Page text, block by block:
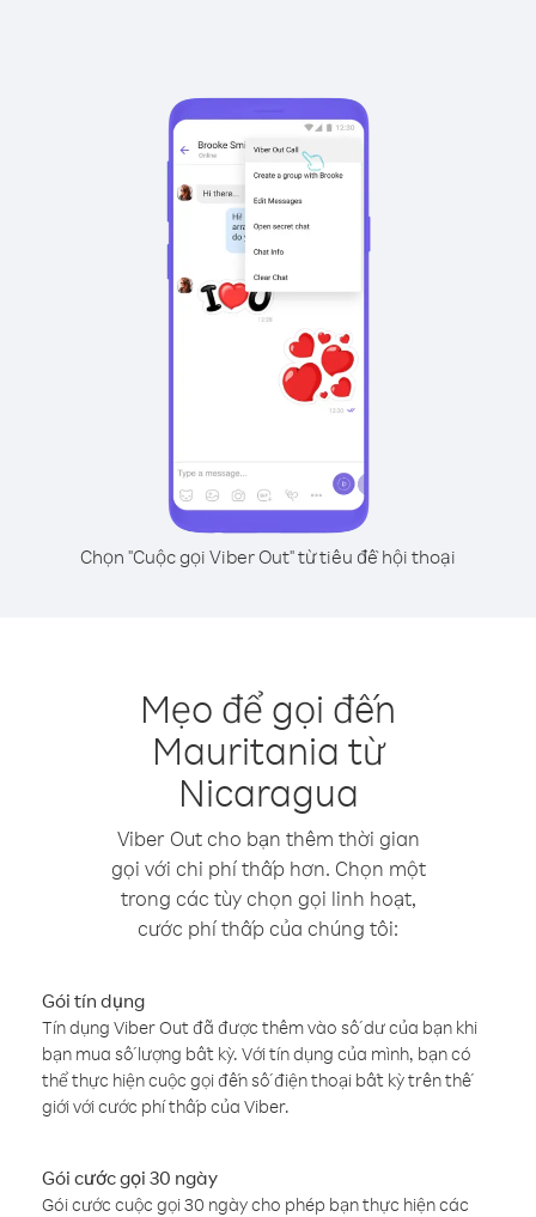
Chọn "Cuộc gọi Viber Out" từ tiêu đề hội thoại
Mẹo để gọi đến
Mauritania từ
Nicaragua
Viber Out cho bạn thêm thời gian
gọi với chi phí thấp hơn. Chọn một
trong các tùy chọn gọi linh hoạt,
cước phí thấp của chúng tôi:
Gói tín dụng
Tín dụng Viber Out đã được thêm vào số dư của bạn khi
bạn mua số lượng bất kỳ. Với tín dụng của mình, bạn có
thể thực hiện cuộc gọi đến số điện thoại bất kỳ trên thế
giới với cước phí thấp của Viber.
Gói cước gọi 30 ngày
Gói cước cuộc gọi 30 ngày cho phép bạn thực hiện các